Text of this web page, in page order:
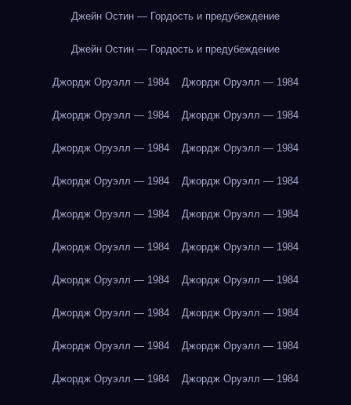
Джейн Остин — Гордость и предубеждение
Джейн Остин — Гордость и предубеждение
Джордж Оруэлл — 1984 Джордж Оруэлл — 1984
Джордж Оруэлл — 1984 Джордж Оруэлл — 1984
Джордж Оруэлл — 1984 Джордж Оруэлл — 1984
Джордж Оруэлл — 1984 Джордж Оруэлл — 1984
Джордж Оруэлл — 1984 Джордж Оруэлл — 1984
Джордж Оруэлл — 1984 Джордж Оруэлл — 1984
Джордж Оруэлл — 1984 Джордж Оруэлл — 1984
Джордж Оруэлл — 1984 Джордж Оруэлл — 1984
Джордж Оруэлл — 1984 Джордж Оруэлл — 1984
Джордж Оруэлл — 1984 Джордж Оруэлл — 1984